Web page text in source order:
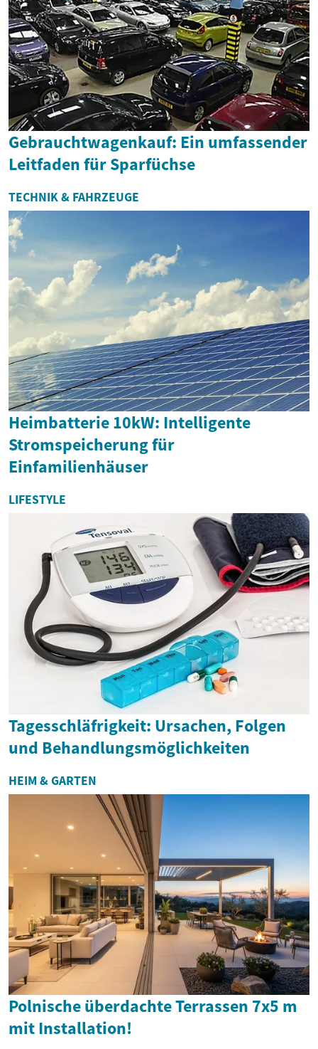
Gebrauchtwagenkauf: Ein umfassender
Leitfaden für Sparfüchse
TECHNIK & FAHRZEUGE
Heimbatterie 10kW: Intelligente
Stromspeicherung für
Einfamilienhäuser
LIFESTYLE
Tagesschläfrigkeit: Ursachen, Folgen
und Behandlungsmöglichkeiten
HEIM & GARTEN
Polnische überdachte Terrassen 7x5 m
mit Installation!